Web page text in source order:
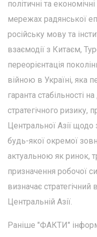
політичні та
мережах радянської
російську мову та
взаємодії з Китаєм,
переорієнтація
війною в Україні, яка
гаранта стабільності
стратегічного
Центральної Азії
будь-якої окремої
актуальною як ринок,
призначення робочої
визначає стратегічний
Центральній Азії.
Раніше "ФАКТИ"